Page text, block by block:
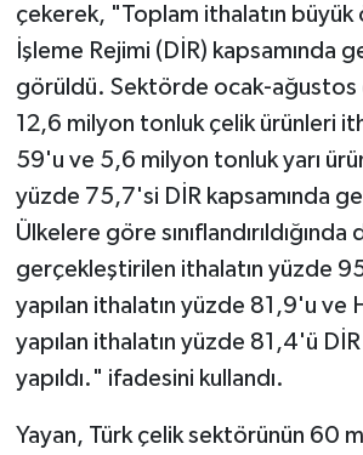
çekerek, "Toplam ithalatın büyük
İşleme Rejimi (DİR) kapsamında
görüldü. Sektörde ocak-ağustos
12,6 milyon tonluk çelik ürünleri
59'u ve 5,6 milyon tonluk yarı
yüzde 75,7'si DİR kapsamında
Ülkelere göre
gerçekleştirilen ithalatın yüzde
yapılan ithalatın yüzde 81,9'u ve
yapılan ithalatın yüzde 81,4'ü
yapıldı." ifadesini kullandı.
Yayan, Türk çelik sektörünün 60